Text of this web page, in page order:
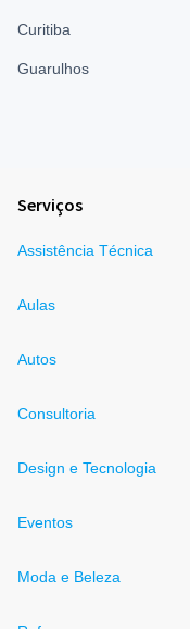
Curitiba
Guarulhos
Serviços
Assistência Técnica
Aulas
Autos
Consultoria
Design e Tecnologia
Eventos
Moda e Beleza